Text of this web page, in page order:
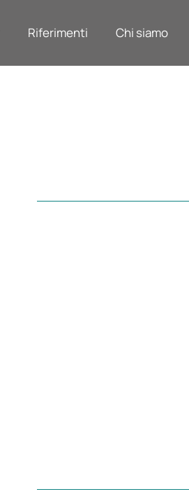
Riferimenti Chi siamo